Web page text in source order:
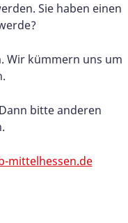
Sie haben einen
Wir kümmern uns um
bitte anderen
mittelhessen.de